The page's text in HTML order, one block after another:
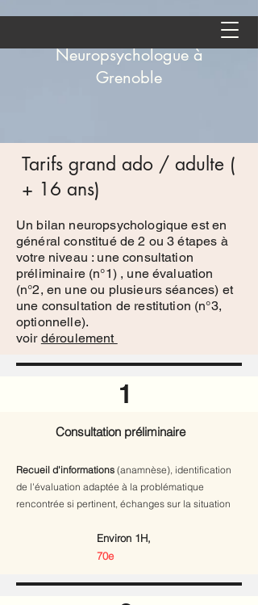
Neuropsychologue à
Grenoble
Tarifs grand ado / adulte (
+ 16 ans)
Un bilan neuropsychologique est en
général constitué de 2 ou 3 étapes à
votre niveau : une consultation
préliminaire (n°1) , une évaluation
(n°2, en une ou plusieurs séances) et
une consultation de restitution (n°3,
optionnelle).
voir déroulement
1
Consultation préliminaire
Recueil d'informations (anamnèse), identification
de l'évaluation adaptée à la problématique
rencontrée si pertinent, échanges sur la situation
Environ 1H,
70e